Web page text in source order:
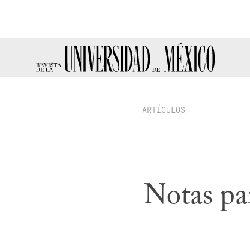
ARTÍCULOS
Notas